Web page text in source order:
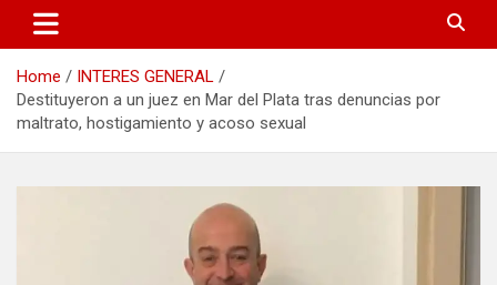
Home
INTERES GENERAL
Destituyeron a un juez en Mar del Plata tras denuncias por
maltrato, hostigamiento y acoso sexual